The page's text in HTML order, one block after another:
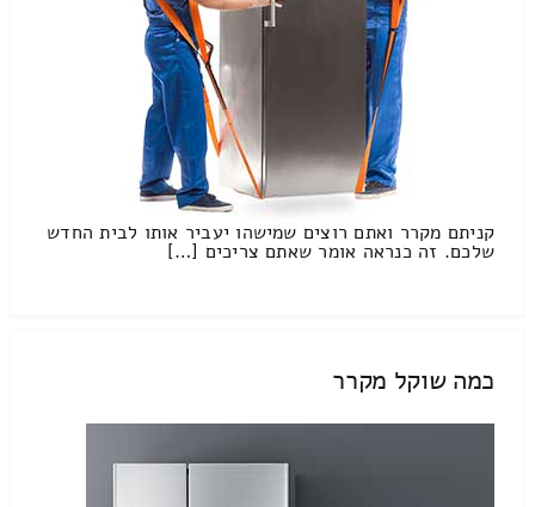
קניתם מקרר ואתם רוצים שמישהו יעביר אותו לבית החדש
שלכם. זה כנראה אומר שאתם צריכים […]
כמה שוקל מקרר